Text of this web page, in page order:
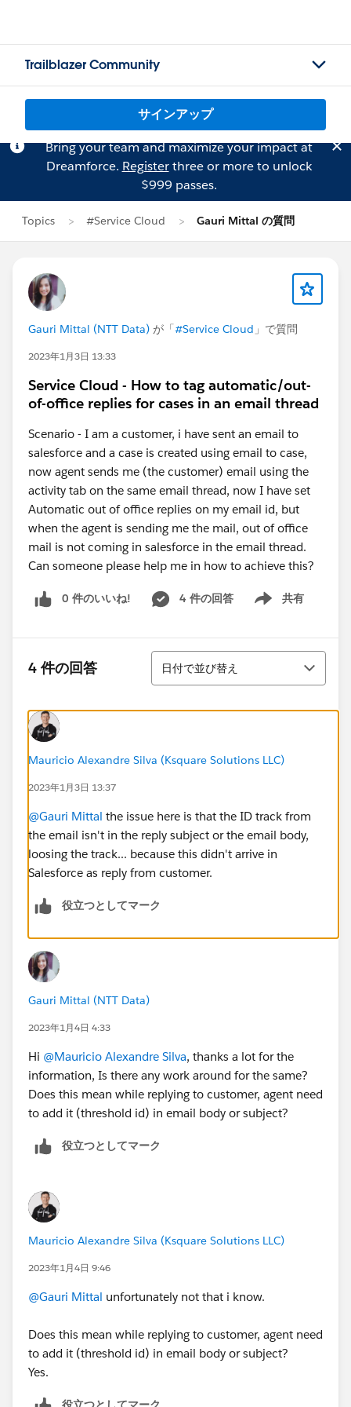
Trailblazer Community
サインアップ
Bring your team and maximize your impact at
Dreamforce. Registerthree or more to unlock
$999 passes.
Topics #Service Cloud Gauri Mittal の質問
Gauri Mittal (NTT Data) が「#Service Cloud 」で質問
2023年1月3日 13:33
Service Cloud - How to tag automatic/out-
of-office replies for cases in an email thread
Scenario - I am a customer, i have sent an email to
salesforce and a case is created using email to case,
now agent sends me (the customer) email using the
activity tab on the same email thread, now I have set
Automatic out of office replies on my email id, but
when the agent is sending me the mail, out of office
mail is not coming in salesforce in the email thread.
Can someone please help me in how to achieve this?
0 件のいいね! 4 件の回答 共有
Show menu
4 件の回答
並び替え
日付で並び替え
Mauricio Alexandre Silva (Ksquare Solutions LLC)
2023年1月3日 13:37
@Gauri Mittal the issue here is that the ID track from
the email isn't in the reply subject or the email body,
loosing the track... because this didn't arrive in
Salesforce as reply from customer.
役立つとしてマーク
Gauri Mittal (NTT Data)
2023年1月4日 4:33
Hi @Mauricio Alexandre Silva, thanks a lot for the
information, Is there any work around for the same?
Does this mean while replying to customer, agent need
to add it (threshold id) in email body or subject?
役立つとしてマーク
Mauricio Alexandre Silva (Ksquare Solutions LLC)
2023年1月4日 9:46
@Gauri Mittal unfortunately not that i know.
Does this mean while replying to customer, agent need
to add it (threshold id) in email body or subject?
Yes.